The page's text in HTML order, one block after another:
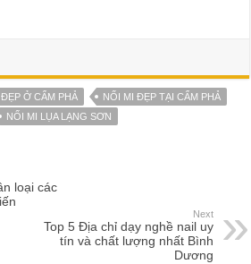
Ở CẨM PHẢ
NỐI MI ĐẸP TẠI CẨM PHẢ
NỐI MI LỤA LẠNG SƠN
loại các
Next
Top 5 Địa chỉ dạy nghề nail uy
tín và chất lượng nhất Bình
Dương